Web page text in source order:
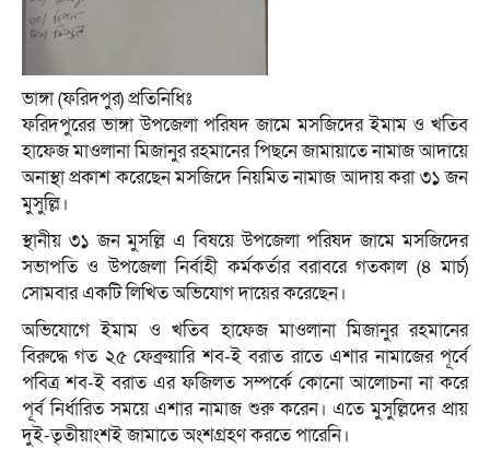
ভাঙ্গা (ফরিদপুর) প্রতিনিধিঃ
ফরিদপুরের ভাঙ্গা উপজেলা পরিষদ জামে মসজিদের ইমাম ও খতিব
হাফেজ মাওলানা মিজানুর রহমানের পিছনে জামায়াতে নামাজ আদায়ে
অনাস্থা প্রকাশ করেছেন মসজিদে নিয়মিত নামাজ আদায় করা ৩১ জন
মুসুল্লি।
স্থানীয় ৩১ জন মুসল্লি এ বিষয়ে উপজেলা পরিষদ জামে মসজিদের
সভাপতি ও উপজেলা নির্বাহী কর্মকর্তার বরাবরে গতকাল (৪ মার্চ)
সোমবার একটি লিখিত অভিযোগ দায়ের করেছেন।
অভিযোগে ইমাম ও খতিব হাফেজ মাওলানা মিজানুর রহমানের
বিরুদ্ধে গত ২৫ ফেব্রুয়ারি শব-ই বরাত রাতে এশার নামাজের পূর্বে
পবিত্র শব-ই বরাত এর ফজিলত সম্পর্কে কোনো আলোচনা না করে
পূর্ব নির্ধারিত সময়ে এশার নামাজ শুরু করেন। এতে মুসুল্লিদের প্রায়
দুই-তৃতীয়াংশই জামাতে অংশগ্রহণ করতে পারেনি।